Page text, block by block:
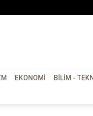
EKONOMI BILIM -